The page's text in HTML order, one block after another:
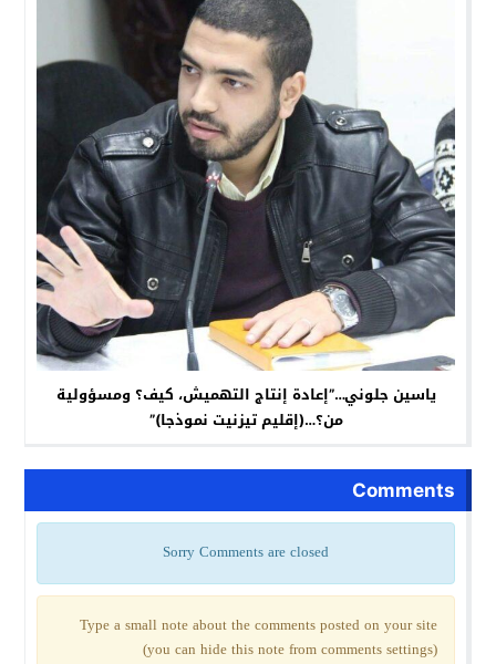
ياسين جلوني…”إعادة إنتاج التهميش، كيف؟ ومسؤولية
من؟…(إقليم تيزنيت نموذجا)”
Comments
Sorry Comments are closed
Type a small note about the comments posted on your site
(you can hide this note from comments settings)